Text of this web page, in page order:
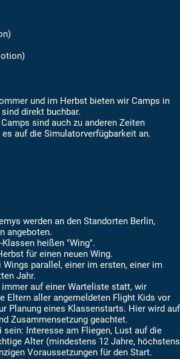
und im Herbst bieten wir Camps in
direkt buchbar.
sind auch zu anderen Zeiten
auf die Simulatorverfügbarkeit an.
werden an den Standorten Berlin,
angeboten.
heißen "Wing".
für einen neuen Wing.
Wings parallel, einer im ersten, einer im
Jahr.
immer auf einer Warteliste statt, wir
Eltern aller angemeldeten Flight Kids vor
Planung eines Klassenstarts. Hier wird auf
Zusammensetzung geachtet.
sein: Interesse am Fliegen, Lust auf die
Alter (mindestens 12 Jahre, höchstens
Voraussetzungen für den Start.